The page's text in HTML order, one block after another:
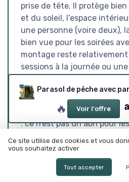
prise de tête. Il protège
et du soleil, l’espace
une personne (voire deux),
bien vue pour les soirées
montage reste relativement
sessions à la journée ou
t’encombrer avec une
Par contre, il ne faut pas se
: ce n’est pas un abri pour
bras en aluminium et les
montrent vite leurs limites
prendre des rafales ou si tu
🔥 Voir l'offre
Ce site utilise des cookies et vous
vous souhaitez activer
Tout accepter